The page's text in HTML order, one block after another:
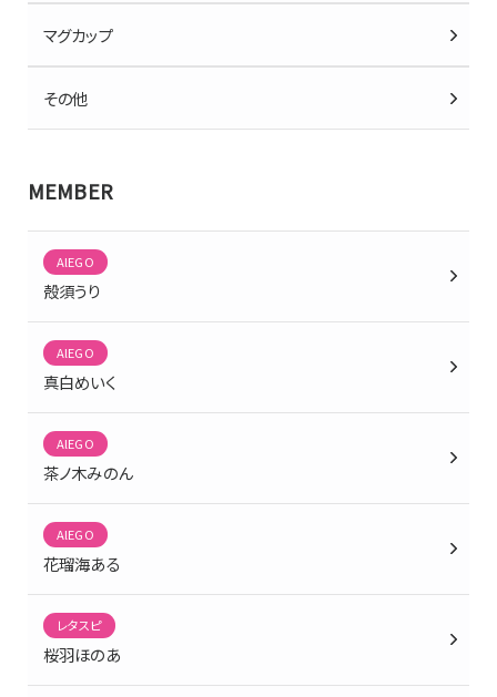
マグカップ
その他
MEMBER
AlEGO
殻須うり
AlEGO
真白めいく
AlEGO
茶ノ木みのん
AlEGO
花瑠海ある
レタスピ
桜羽ほのあ